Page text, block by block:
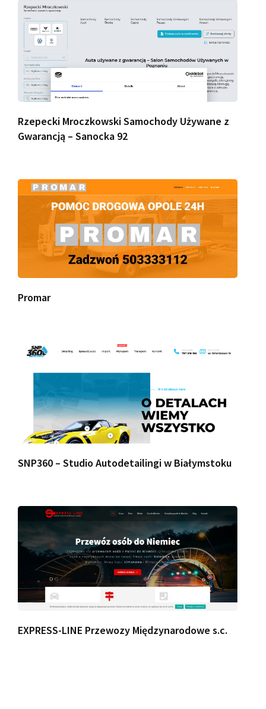
Rzepecki Mroczkowski Samochody Używane z
Gwarancją – Sanocka 92
Promar
SNP360 – Studio Autodetailingi w Białymstoku
EXPRESS-LINE Przewozy Międzynarodowe s.c.